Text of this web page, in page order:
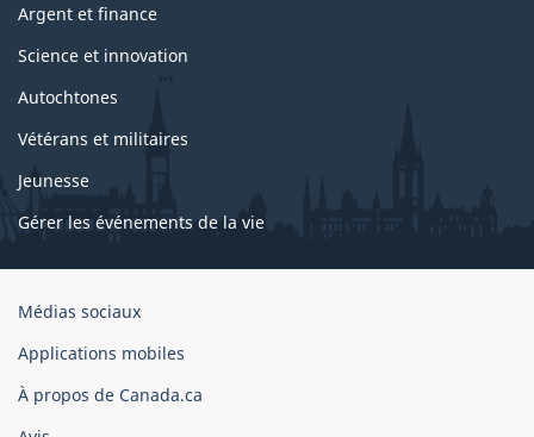
Argent et finance
Science et innovation
Autochtones
Vétérans et militaires
Jeunesse
Gérer les événements de la vie
Organisation
gouvernement
du
Canada
Médias sociaux
Applications mobiles
À propos de Canada.ca